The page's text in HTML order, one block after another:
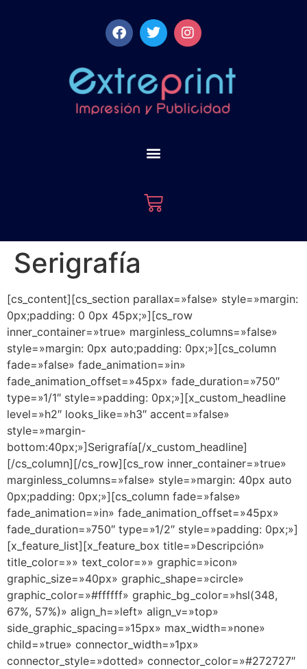
Serigrafía
[cs_content][cs_section parallax=»false» style=»margin:
0px;padding: 0 0px 45px;»][cs_row
inner_container=»true» marginless_columns=»false»
style=»margin: 0px auto;padding: 0px;»][cs_column
fade=»false» fade_animation=»in»
fade_animation_offset=»45px» fade_duration=»750″
type=»1/1″ style=»padding: 0px;»][x_custom_headline
level=»h2″ looks_like=»h3″ accent=»false»
style=»margin-
bottom:40px;»]Serigrafía[/x_custom_headline]
[/cs_column][/cs_row][cs_row inner_container=»true»
marginless_columns=»false» style=»margin: 40px auto
0px;padding: 0px;»][cs_column fade=»false»
fade_animation=»in» fade_animation_offset=»45px»
fade_duration=»750″ type=»1/2″ style=»padding: 0px;»]
[x_feature_list][x_feature_box title=»Descripción»
title_color=»» text_color=»» graphic=»icon»
graphic_size=»40px» graphic_shape=»circle»
graphic_color=»#ffffff» graphic_bg_color=»hsl(348,
67%, 57%)» align_h=»left» align_v=»top»
side_graphic_spacing=»15px» max_width=»none»
child=»true» connector_width=»1px»
connector_style=»dotted» connector_color=»#272727″